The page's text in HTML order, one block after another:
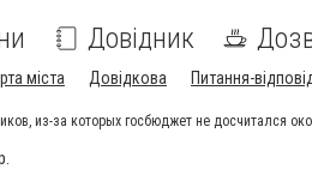
Довідник
міста Довідкова Питання-
из-за которых госбюджет не досчитался